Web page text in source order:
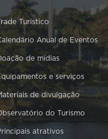
Trade Turístico
Anual de Eventos
Doação de mídias
e serviços
de divulgação
do Turismo
atrativos